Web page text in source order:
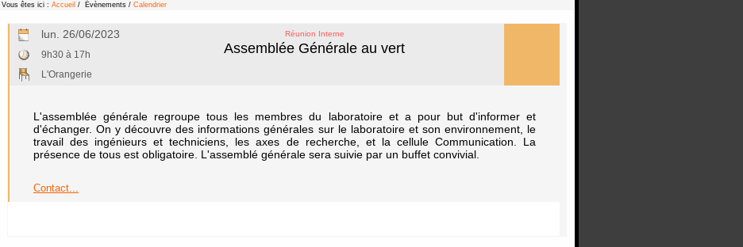
Vous êtes ici : Accueil / Évènements / Calendrier
lun. 26/06/2023 Réunion Interne
Assemblée Générale au vert
9h30 à 17h
L'Orangerie
L'assemblée générale regroupe tous les membres du laboratoire et a pour but d'informer et
d'échanger. On y découvre des informations générales sur le laboratoire et son environnement, le
travail des ingénieurs et techniciens, les axes de recherche, et la cellule Communication. La
présence de tous est obligatoire. L'assemblé générale sera suivie par un buffet convivial.
Contact...